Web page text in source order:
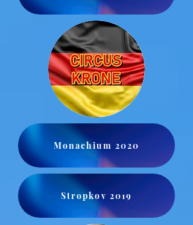
Monachium 2020
Stropkov 2019